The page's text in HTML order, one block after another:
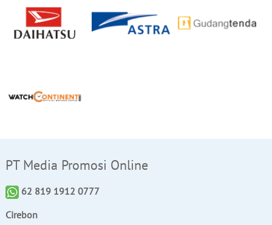
PT Media Promosi Online
62 819 1912 0777
Cirebon